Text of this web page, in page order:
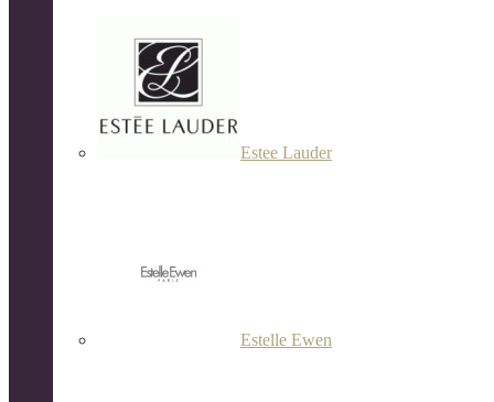
Estee Lauder
Estelle Ewen